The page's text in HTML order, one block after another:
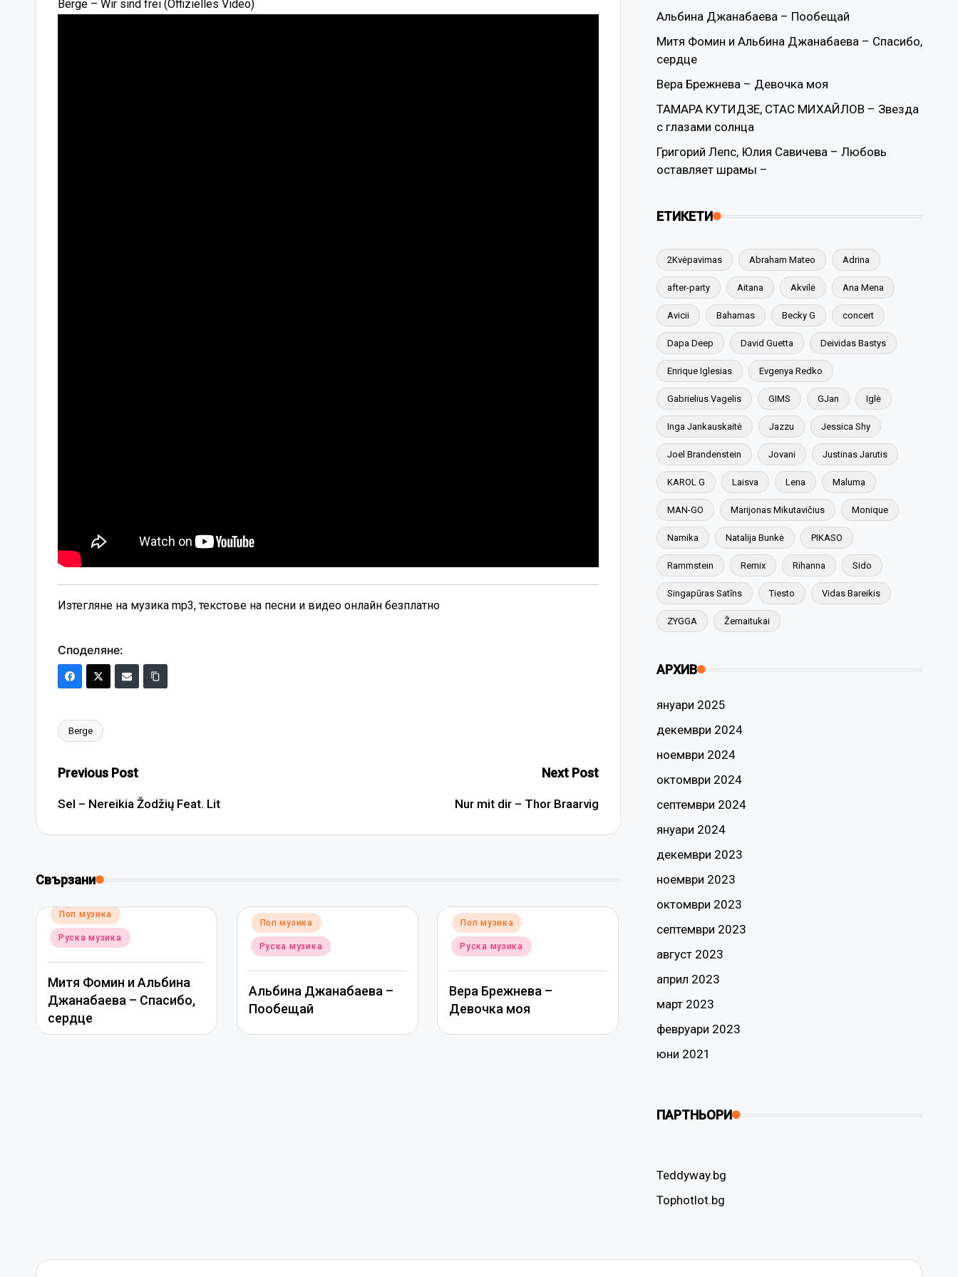
Berge – Wir sind frei (Offizielles Video)
Изтегляне на музика mp3, текстове на песни и видео онлайн безплатно
Споделяне:
Tags:
Berge
Post
navigation
Previous Post
Sel – Nereikia Žodžių Feat. Lit
Next Post
Nur mit dir – Thor Braarvig
Свързани
Posted
in
Поп музика
Руска музика
Митя Фомин и Альбина
Джанабаева – Спасибо,
сердце
Posted
in
Поп музика
Руска музика
Альбина Джанабаева –
Пообещай
Posted
in
Поп музика
Руска музика
Вера Брежнева –
Девочка моя
Альбина Джанабаева – Пообещай
Митя Фомин и Альбина Джанабаева – Спасибо,
сердце
Вера Брежнева – Девочка моя
ТАМАРА КУТИДЗЕ, СТАС МИХАЙЛОВ – Звезда
с глазами солнца
Григорий Лепс, Юлия Савичева – Любовь
оставляет шрамы –
ЕТИКЕТИ
2Kvėpavimas Abraham Mateo Adrina
after-party Aitana Akvilė Ana Mena
Avicii Bahamas Becky G concert
Dapa Deep David Guetta Deividas Bastys
Enrique Iglesias Evgenya Redko
Gabrielius Vagelis GIMS GJan Iglė
Inga Jankauskaitė Jazzu Jessica Shy
Joel Brandenstein Jovani Justinas Jarutis
KAROL G Laisva Lena Maluma
MAN-GO Marijonas Mikutavičius Monique
Namika Natalija Bunkė PIKASO
Rammstein Remix Rihanna Sido
Singapūras Satīns Tiesto Vidas Bareikis
ZYGGA Žemaitukai
АРХИВ
януари 2025
декември 2024
ноември 2024
октомври 2024
септември 2024
януари 2024
декември 2023
ноември 2023
октомври 2023
септември 2023
август 2023
април 2023
март 2023
февруари 2023
юни 2021
ПАРТНЬОРИ
Teddyway.bg
Tophotlot.bg